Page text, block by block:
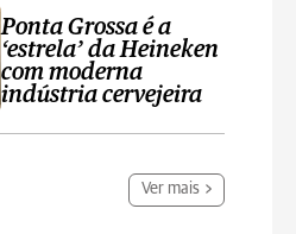
Ponta Grossa é a
‘estrela’ da Heineken
com moderna
indústria cervejeira
Ver mais